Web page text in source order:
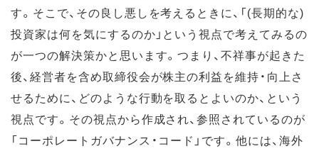
す。そこで、その良し悪しを考えるときに、「(長期的な)
投資家は何を気にするのか」という視点で考えてみるの
が一つの解決策かと思います。つまり、不祥事が起きた
後、経営者を含め取締役会が株主の利益を維持・向上さ
せるために、どのような行動を取るとよいのか、という
視点です。その視点から作成され、参照されているのが
「コーポレートガバナンス・コード」です。他には、海外